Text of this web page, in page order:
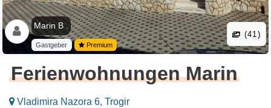
Marin B .
Gastgeber Premium
(41)
Ferienwohnungen Marin
Vladimira Nazora 6, Trogir